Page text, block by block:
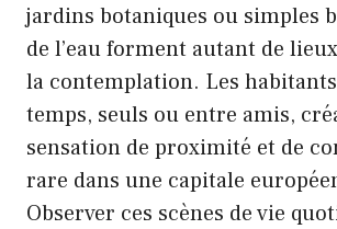
jardins botaniques ou simples
de l’eau forment autant de
la contemplation. Les
temps, seuls ou entre amis,
sensation de proximité et de
rare dans une capitale
Observer ces scènes de vie